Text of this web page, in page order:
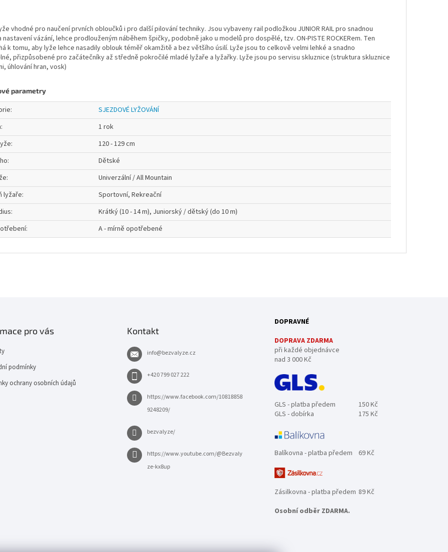
vhodné pro naučení prvních obloučků i pro další pilování techniky. Jsou vybaveny rail podložkou JUNIOR RAIL pro snadnou
nastavení vázání, lehce prodlouženým náběhem špičky, podobně jako u modelů pro dospělé, tzv. ON-PISTE ROCKERem. Ten
k tomu, aby lyže lehce nasadily oblouk téměř okamžitě a bez většího úsilí. Lyže jsou to celkově velmi lehké a snadno
přizpůsobené pro začátečníky až středně pokročilé mladé lyžaře a lyžařky. Lyže jsou po servisu skluznice (struktura skluznice
úhlování hran, vosk)
parametry
:
SJEZDOVÉ LYŽOVÁNÍ
:
1 rok
:
120 - 129 cm
:
Dětské
:
Univerzální / All Mountain
lyžaře:
Sportovní, Rekreační
:
Krátký (10 - 14 m), Juniorský / dětský (do 10 m)
: A - mírně opotřebené
pro vás
podmínky
ochrany osobních údajů
Kontakt
info@bezvalyze.cz
+420 799 027 222
https://www.facebook.com/10818858
9248209/
bezvalyze/
https://www.youtube.com/@Bezvaly
ze-kx8up
DOPRAVNÉ
DOPRAVA ZDARMA
při každé objednávce
nad 3 000 Kč
GLS - platba předem
150 Kč
GLS - dobírka
175 Kč
Balíkovna - platba předem 69 Kč
Zásilkovna - platba předem 89 Kč
Osobní odběr ZDARMA.